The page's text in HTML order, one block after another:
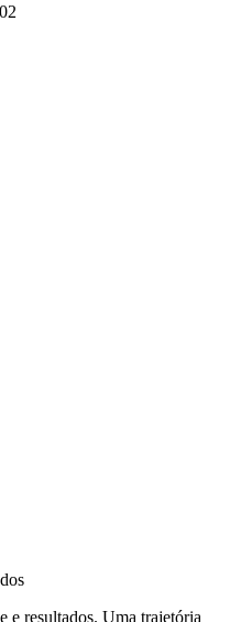
e resultados. Uma trajetória